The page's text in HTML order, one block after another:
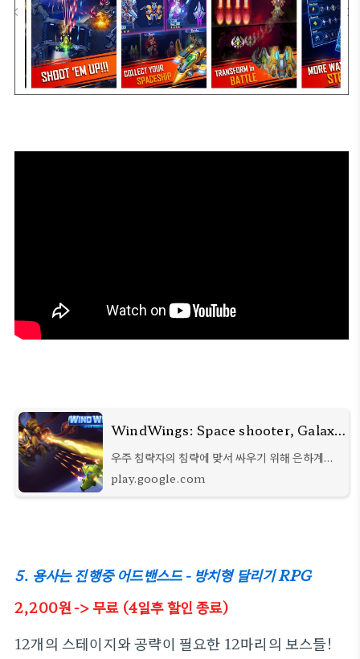
WindWings: Space shooter, Galaxy attack (Premium) - Google Play 앱
우주 침략자의 침략에 맞서 싸우기 위해 은하계로
모험을 떠나십시오.
play.google.com
5. 용사는 진행중 어드밴스드 - 방치형 달리기 RPG
2,200원-> 무료 (4일후 할인 종료)
12개의 스테이지와 공략이 필요한 12마리의 보스들!